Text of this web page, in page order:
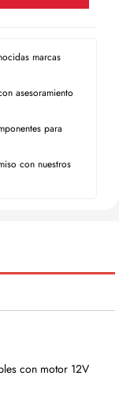
marcas
asesoramiento
para
con nuestros
con motor 12V